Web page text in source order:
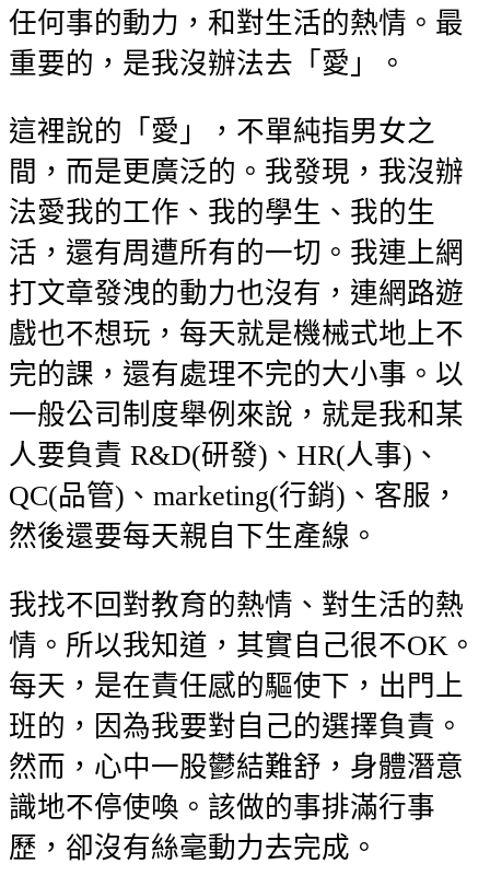
任何事的動力，和對生活的熱情。最
重要的，是我沒辦法去「愛」。
這裡說的「愛」，不單純指男女之
間，而是更廣泛的。我發現，我沒辦
法愛我的工作、我的學生、我的生
活，還有周遭所有的一切。我連上網
打文章發洩的動力也沒有，連網路遊
戲也不想玩，每天就是機械式地上不
完的課，還有處理不完的大小事。以
一般公司制度舉例來說，就是我和某
人要負責 R&D(研發)、HR(人事)、
QC(品管)、marketing(行銷)、客服，
然後還要每天親自下生產線。
我找不回對教育的熱情、對生活的熱
情。所以我知道，其實自己很不OK。
每天，是在責任感的驅使下，出門上
班的，因為我要對自己的選擇負責。
然而，心中一股鬱結難舒，身體潛意
識地不停使喚。該做的事排滿行事
歷，卻沒有絲毫動力去完成。